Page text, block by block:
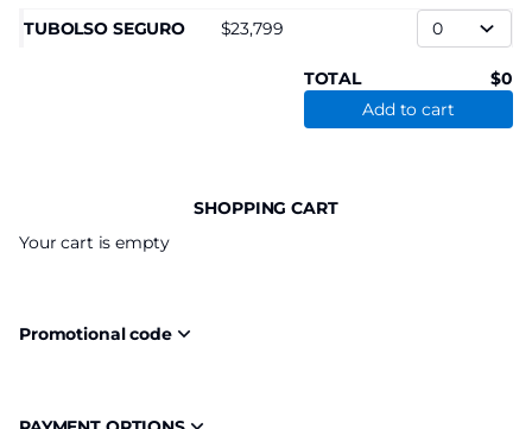
TUBOLSO SEGURO 23,799
TOTAL
0
Add to cart
SHOPPING CART
Your cart is empty
Promotional code